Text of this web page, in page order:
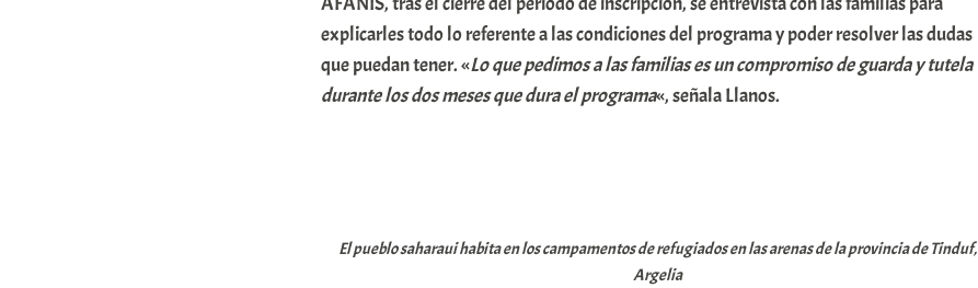
explicarles todo lo referente a las condiciones del programa y poder resolver las dudas
que puedan tener. «Lo que pedimos a las familias es un compromiso de guarda y tutela
durante los dos meses que dura el programa«, señala Llanos.
El pueblo saharaui habita en los campamentos de refugiados en las arenas de la provincia de Tinduf,
Argelia